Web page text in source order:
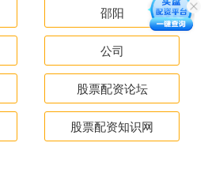
邵阳
公司
股票配资论坛
股票配资知识网